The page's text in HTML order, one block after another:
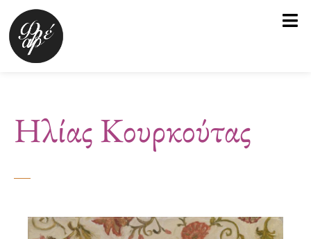
Μετάβαση
στο
περιεχόμενο
Ηλίας Κουρκούτας